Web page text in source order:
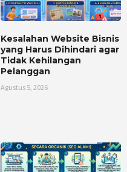
Kesalahan Website Bisnis
yang Harus Dihindari agar
Tidak Kehilangan
Pelanggan
Agustus 5, 2026